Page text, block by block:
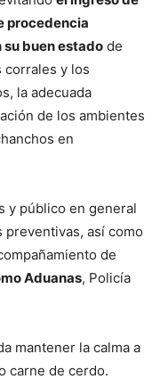
procedencia
buen estado de
corrales y los
la adecuada
de los ambientes
en
y público en general
así como
de
Aduanas, Policía
mantener la calma a
carne de cerdo.